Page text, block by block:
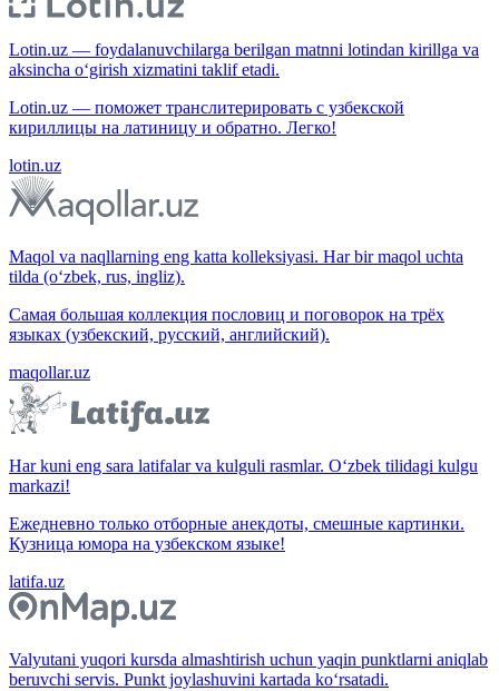
Lotin.uz — foydalanuvchilarga berilgan matnni lotindan kirillga va
aksincha o‘girish xizmatini taklif etadi.
Lotin.uz — поможет транслитерировать с узбекской
кириллицы на латиницу и обратно. Легко!
lotin.uz
Maqol va naqllarning eng katta kolleksiyasi. Har bir maqol uchta
tilda (o‘zbek, rus, ingliz).
Самая большая коллекция пословиц и поговорок на трёх
языках (узбекский, русский, английский).
maqollar.uz
Har kuni eng sara latifalar va kulguli rasmlar. O‘zbek tilidagi kulgu
markazi!
Ежедневно только отборные анекдоты, смешные картинки.
Кузница юмора на узбекском языке!
latifa.uz
Valyutani yuqori kursda almashtirish uchun yaqin punktlarni aniqlab
beruvchi servis. Punkt joylashuvini kartada ko‘rsatadi.